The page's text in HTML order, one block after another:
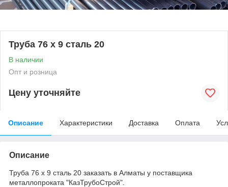
Труба 76 х 9 сталь 20
В наличии
Опт и розница
Цену уточняйте
Описание Характеристики Доставка Оплата
Описание
Труба 76 х 9 сталь 20 заказать в Алматы у поставщика
металлопроката "КазТрубоСтрой".